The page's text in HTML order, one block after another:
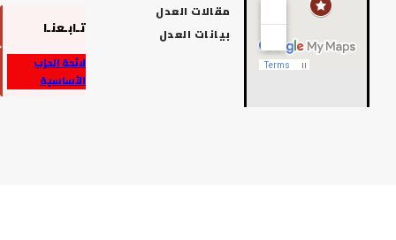
مقالات العدل
بيانات العدل
تـابـعنـا
لائحة الحزب
الأساسية